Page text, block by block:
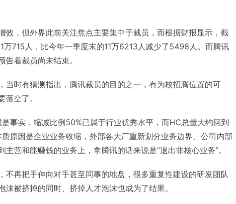
效，但外界此前关注焦点主要集中于裁员，而根据财报显示，截
万715人，比今年一季度末的11万6213人减少了5498人。而腾讯
着裁员尚未结束。
当时有猜测指出，腾讯裁员的目的之一，有为校招腾位置的可
空了。
事实，缩减比例50%已属于行业优秀水平，而HC总量大约回到
原因是企业业务收缩，外部各大厂重新划分业务边界、公司内部
营和能赚钱的业务上，拿腾讯的话来说是“退出非核心业务”。
不再把手伸向对手甚至同事的地盘，很多重复性建设的研发团队
沫被挤掉的同时、挤掉人才泡沫也成为了结果。